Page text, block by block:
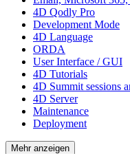
4D Qodly Pro
Development Mode
4D Language
ORDA
User Interface / GUI
4D Tutorials
4D Summit sessions
4D Server
Maintenance
Deployment
Mehr anzeigen